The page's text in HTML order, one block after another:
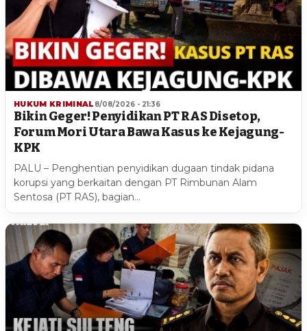
HUKUM KRIMINAL 8/08/2026 - 21:36
Bikin Geger! Penyidikan PT RAS Disetop,
Forum Mori Utara Bawa Kasus ke Kejagung-
KPK
PALU – Penghentian penyidikan dugaan tindak pidana
korupsi yang berkaitan dengan PT Rimbunan Alam
Sentosa (PT RAS), bagian…